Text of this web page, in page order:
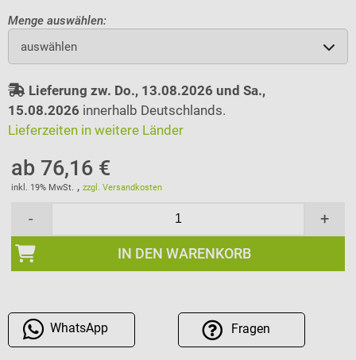
Menge auswählen:
auswählen
Lieferung zw. Do., 13.08.2026 und Sa.,
15.08.2026 innerhalb Deutschlands.
Lieferzeiten in weitere Länder
ab 76,16 €
inkl. 19% MwSt. ,zzgl. Versandkosten
- +
IN DEN WARENKORB
WhatsApp Fragen